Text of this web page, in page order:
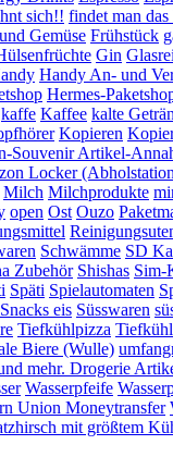
sich!! findet man
Gemüse Frühstück
Gin
Handy An- und
Hermes-
kaffe Kaffee kalte
Kopieren
Souvenir Artikel-
Locker
Milch Milchprodukte
open Ost Ouzo
Schwämme SD
Zubehör Shishas Sim-
Späti Spielautomaten
eis Süsswaren
Tiefkühlpizza
Biere (Wulle)
mehr. Drogerie
Wasserpfeife
Union Moneytransfer
mit größtem